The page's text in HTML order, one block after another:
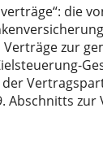
die
zur
Abschnitts